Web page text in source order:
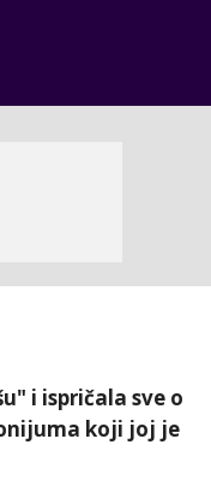
i ispričala sve o
koji joj je